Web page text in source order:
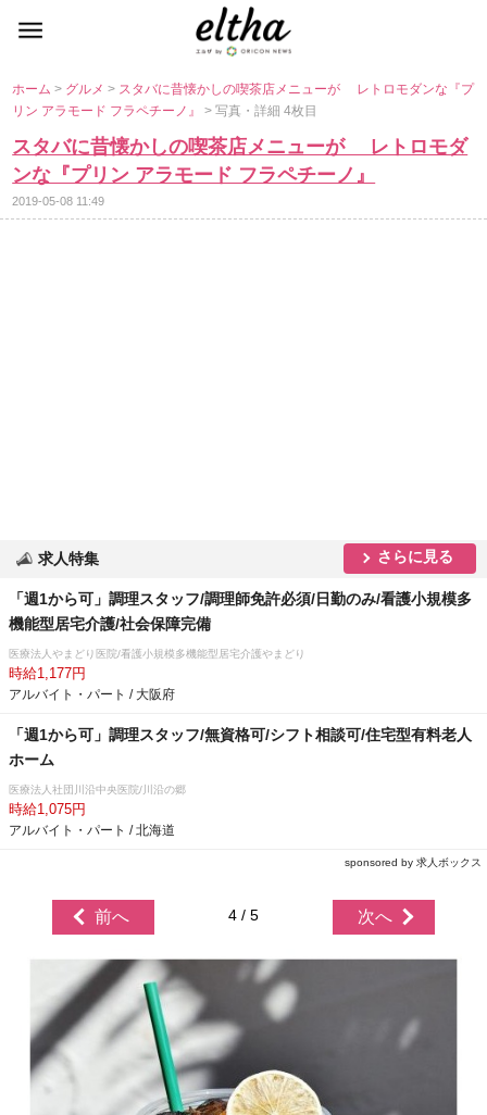
ホーム> グルメ> スタバに昔懐かしの喫茶店メニューが レトロモダンな『プ
リン アラモード フラペチーノ』> 写真・詳細 4枚目
スタバに昔懐かしの喫茶店メニューが レトロモダ
ンな『プリン アラモード フラペチーノ』
2019-05-08 11:49
求人特集 さらに見る
「週1から可」調理スタッフ/調理師免許必須/日勤のみ/看護小規模多
機能型居宅介護/社会保障完備
医療法人やまどり医院/看護小規模多機能型居宅介護やまどり
時給1,177円
アルバイト・パート / 大阪府
「週1から可」調理スタッフ/無資格可/シフト相談可/住宅型有料老人
ホーム
医療法人社団川沿中央医院/川沿の郷
時給1,075円
アルバイト・パート / 北海道
sponsored by 求人ボックス
前へ 4 / 5 次へ